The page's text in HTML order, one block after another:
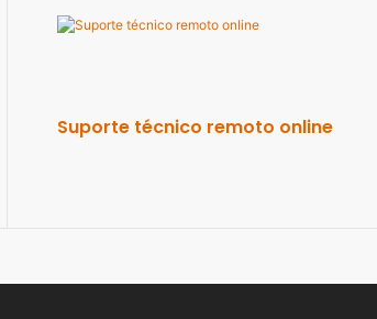
Suporte técnico remoto online